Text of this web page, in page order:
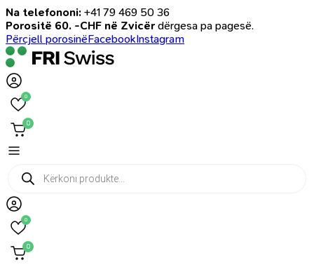
Na telefononi: +41 79 469 50 36
Porositë 60. -CHF në Zvicër dërgesa pa pagesë.
Përcjell porosinëFacebookInstagram
0
0
Products
search
0
0